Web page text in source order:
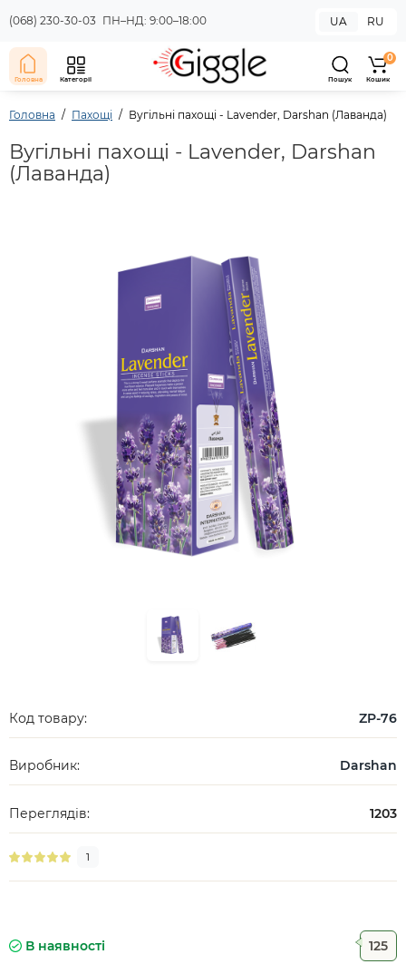
(068) 230-30-03 ПН–НД: 9:00–18:00 UA RU
Головна Категорії Пошук
0
Кошик
Головна Пахощі Вугільні пахощі - Lavender, Darshan (Лаванда)
Вугільні пахощі - Lavender, Darshan
(Лаванда)
Код товару: ZP-76
Виробник: Darshan
Переглядів: 1203
1
В наявності 125